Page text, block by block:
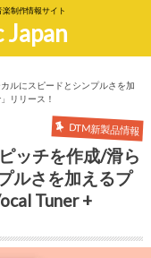
制作情報サイト
ルにスピードとシンプルさを加
リリース！
DTM新製品情報
ッチを作成/滑ら
ルさを加えるプ
Tuner +